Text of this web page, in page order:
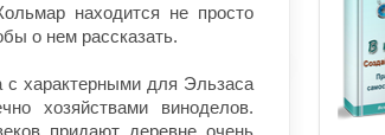
находится не просто
о нем рассказать.
с характерными для Эльзаса
хозяйствами виноделов.
придают деревне очень